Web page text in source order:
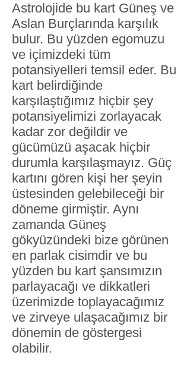
Astrolojide bu kart Güneş ve
Aslan Burçlarında karşılık
bulur. Bu yüzden egomuzu
ve içimizdeki tüm
potansiyelleri temsil eder. Bu
kart belirdiğinde
karşılaştığımız hiçbir şey
potansiyelimizi zorlayacak
kadar zor değildir ve
gücümüzü aşacak hiçbir
durumla karşılaşmayız. Güç
kartını gören kişi her şeyin
üstesinden gelebileceği bir
döneme girmiştir. Aynı
zamanda Güneş
gökyüzündeki bize görünen
en parlak cisimdir ve bu
yüzden bu kart şansımızın
parlayacağı ve dikkatleri
üzerimizde toplayacağımız
ve zirveye ulaşacağımız bir
dönemin de göstergesi
olabilir.